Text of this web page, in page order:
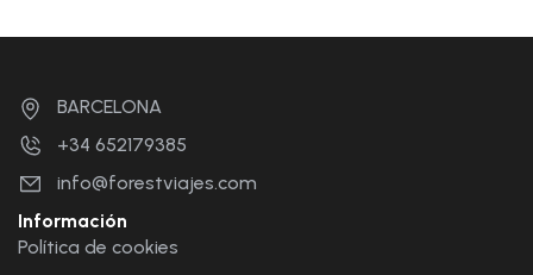
BARCELONA
+34 652179385
info@forestviajes.com
Información
Política de cookies